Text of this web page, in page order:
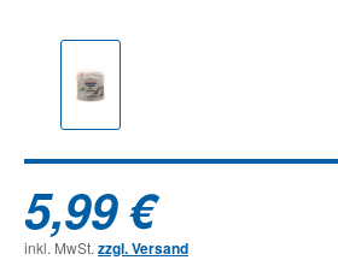
5,99 €
inkl. MwSt. zzgl. Versand